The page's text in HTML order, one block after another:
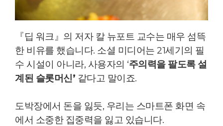
『딥 워크』의 저자 칼 뉴포트 교수는 매우 섬뜩
한 비유를 했습니다. 소셜 미디어는 21세기의 필
수 시설이 아니라, 사용자의 ‘주의력을 팔도록 설
계된 슬롯머신’ 같다고 말이죠.
도박장에서 돈을 잃듯, 우리는 스마트폰 화면 속
에서 소중한 집중력을 잃고 있습니다.